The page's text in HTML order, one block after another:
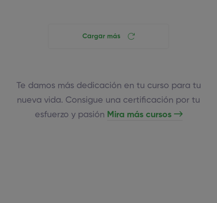
Cargar más
Te damos más dedicación en tu curso para tu
nueva vida. Consigue una certificación por tu
esfuerzo y pasión Mira más cursos